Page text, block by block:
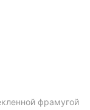
фрамугой